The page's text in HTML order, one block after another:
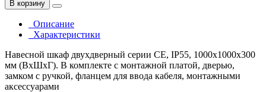
В корзину
Описание
Характеристики
Навесной шкаф двухдверный серии CE, IP55, 1000х1000х300
мм (ВхШхГ). В комплекте с монтажной платой, дверью,
замком с ручкой, фланцем для ввода кабеля, монтажными
аксессуарами